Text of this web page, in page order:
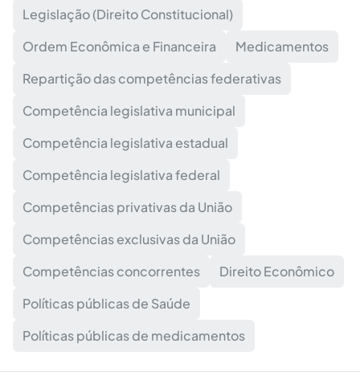
Legislação (Direito Constitucional)
Ordem Econômica e Financeira
Medicamentos
Repartição das competências federativas
Competência legislativa municipal
Competência legislativa estadual
Competência legislativa federal
Competências privativas da União
Competências exclusivas da União
Competências concorrentes
Direito Econômico
Políticas públicas de Saúde
Políticas públicas de medicamentos